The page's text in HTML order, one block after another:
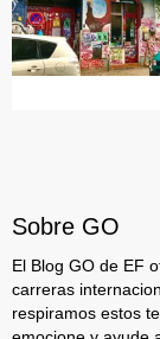
Sobre GO
El Blog GO de EF
carreras
respiramos estos